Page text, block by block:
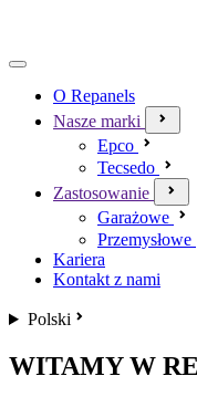
O Repanels
Nasze marki
Epco
Tecsedo
Zastosowanie
Garażowe
Przemysłowe
Kariera
Kontakt z nami
Polski
WITAMY W